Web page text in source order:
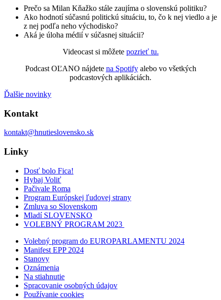
Prečo sa Milan Kňažko stále zaujíma o slovenskú politiku?
Ako hodnotí súčasnú politickú situáciu, to, čo k nej viedlo a je
z nej podľa neho východisko?
Aká je úloha médií v súčasnej situácii?
Videocast si môžete pozrieť tu.
Podcast OĽANO nájdete na Spotifyalebo vo všetkých
podcastových aplikáciách.
Ďalšie novinky
Kontakt
kontakt@hnutieslovensko.sk
Linky
Dosť bolo Fica!
Hybaj Voliť
Pačivale Roma
Program Európskej ľudovej strany
Zmluva so Slovenskom
Mladí SLOVENSKO
VOLEBNÝ PROGRAM 2023
Volebný program do EUROPARLAMENTU 2024
Manifest EPP 2024
Stanovy
Oznámenia
Na stiahnutie
Spracovanie osobných údajov
Používanie cookies